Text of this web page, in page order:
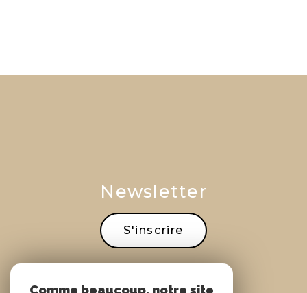
Newsletter
S'inscrire
Comme beaucoup, notre site